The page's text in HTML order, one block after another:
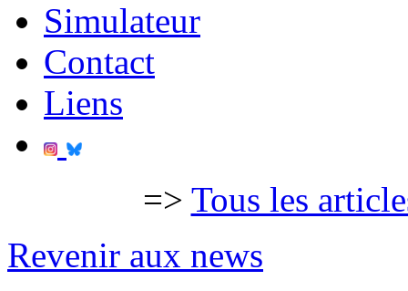
Simulateur
Contact
Liens
=> Tous les
Revenir aux news